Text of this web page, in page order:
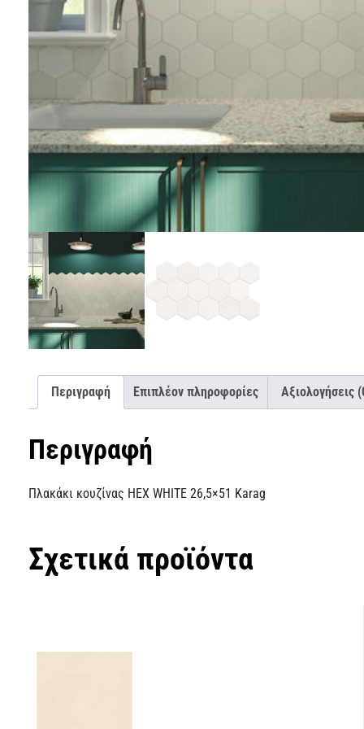
Περιγραφή Επιπλέον πληροφορίες Αξιολογήσεις
Περιγραφή
Πλακάκι κουζίνας HEX WHITE 26,5×51 Karag
Σχετικά προϊόντα